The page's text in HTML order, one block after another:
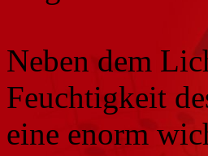
Neben dem
Feuchtigkeit
eine enorm